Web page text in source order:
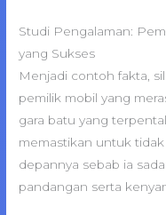
Studi Pengalaman:
yang Sukses
Menjadi contoh fakta,
pemilik mobil yang
gara batu yang
memastikan untuk
depannya sebab ia
pandangan serta